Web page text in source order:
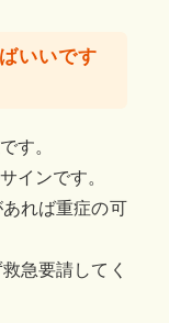
いいです
す。
インです。
れば重症の可
急要請してく